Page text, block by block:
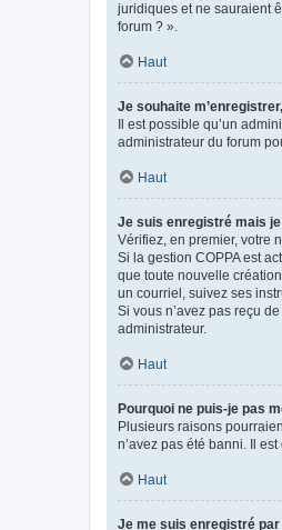
juridiques et ne sauraient
forum ? ».
Haut
Je souhaite
Il est possible qu’un
administrateur du forum
Haut
Je suis enregistré mais
Vérifiez, en premier, votre
Si la gestion COPPA est
que toute nouvelle
un courriel, suivez ses
Si vous n’avez pas reçu
administrateur.
Haut
Pourquoi ne puis-je pas
Plusieurs raisons
n’avez pas été banni. Il
Haut
Je me suis enregistré